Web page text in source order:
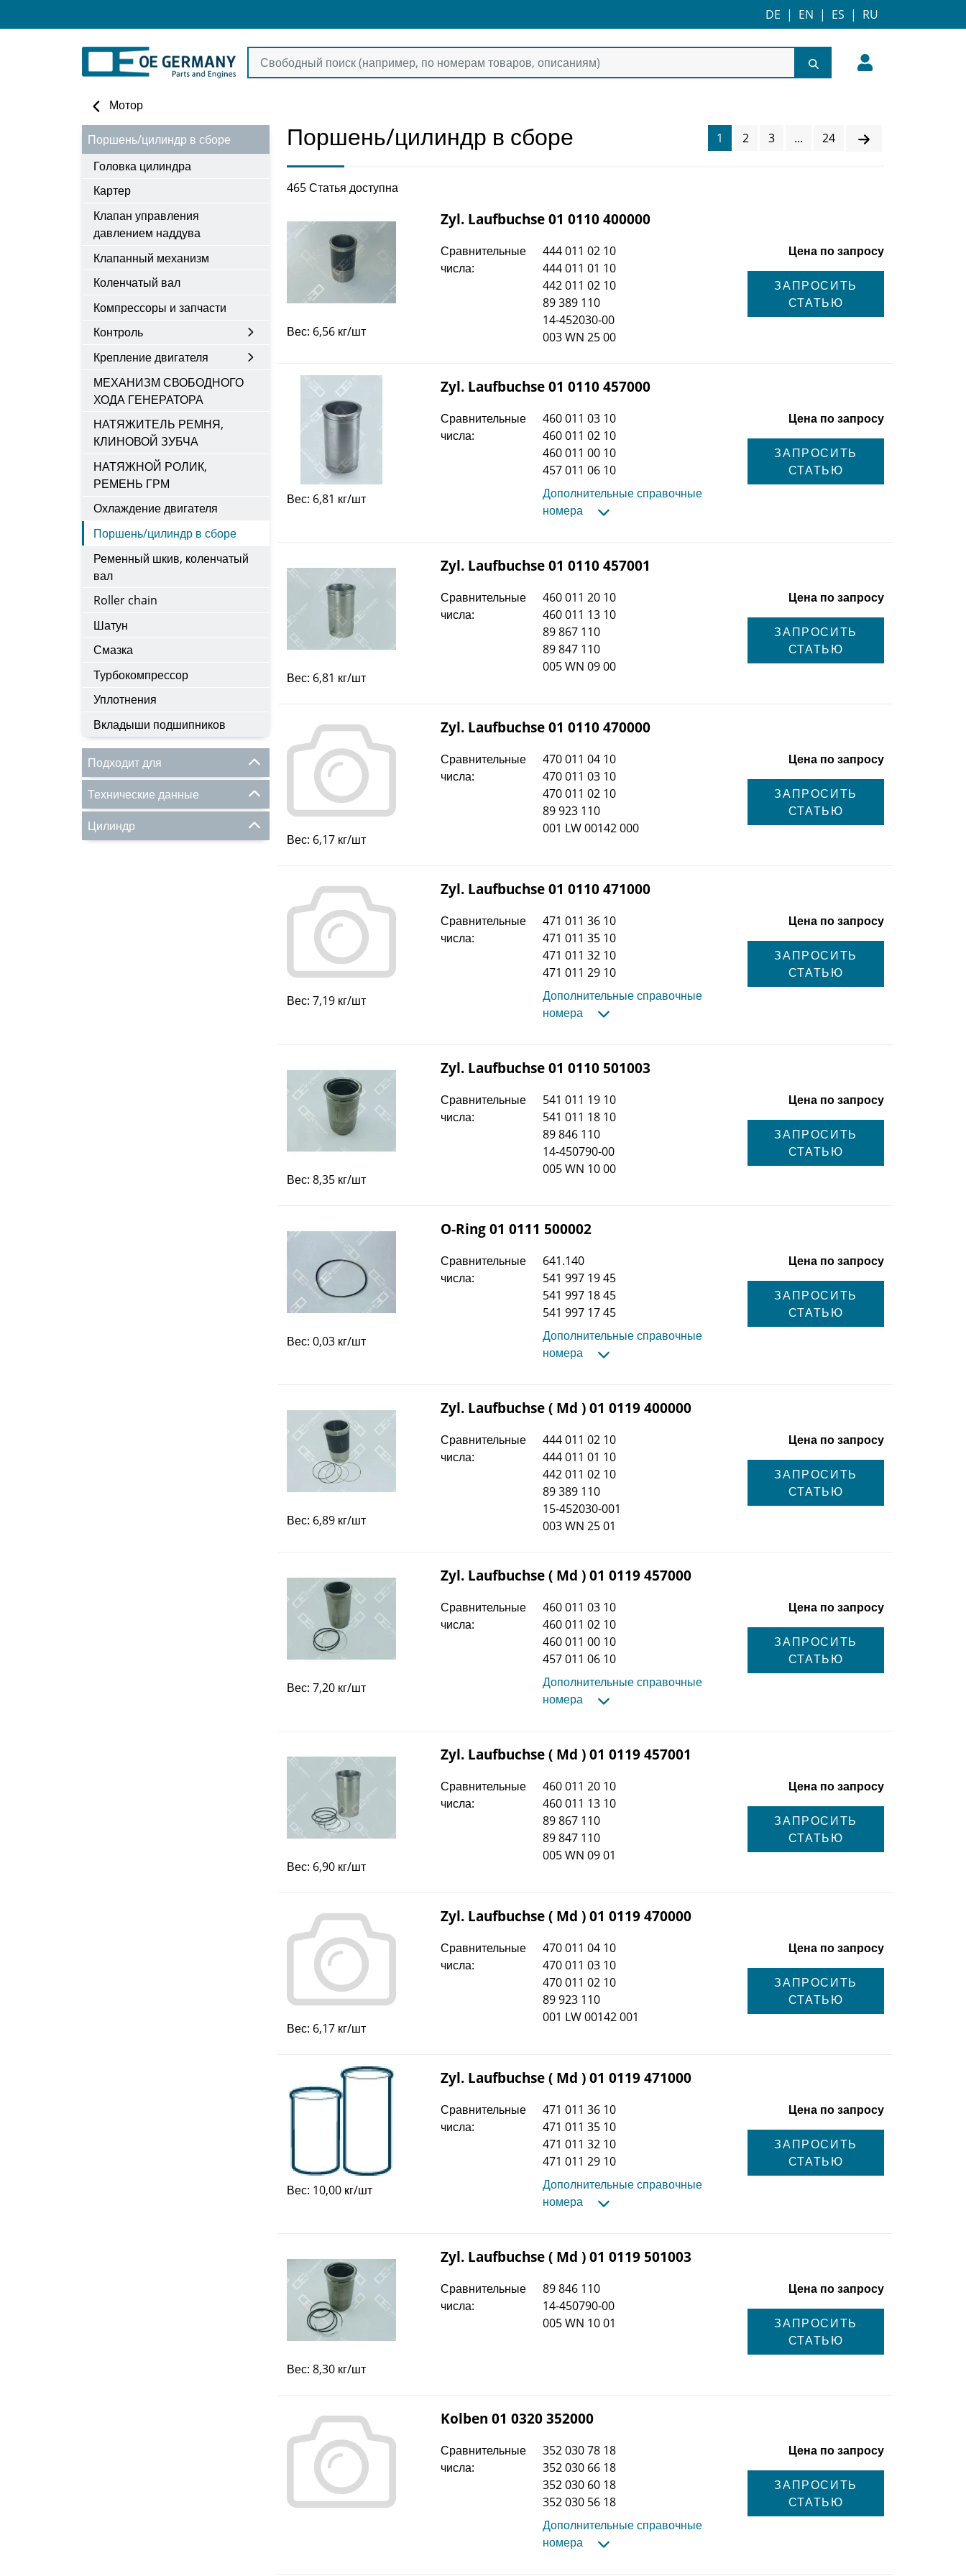
DE | EN | ES | RU
Мотор
Поршень/цилиндр в сборе
Головка цилиндра
Картер
Клапан управления
давлением наддува
Клапанный механизм
Коленчатый вал
Компрессоры и запчасти
Контроль
Крепление двигателя
МЕХАНИЗМ СВОБОДНОГО
ХОДА ГЕНЕРАТОРА
НАТЯЖИТЕЛЬ РЕМНЯ,
КЛИНОВОЙ ЗУБЧА
НАТЯЖНОЙ РОЛИК,
РЕМЕНЬ ГРМ
Охлаждение двигателя
Поршень/цилиндр в сборе
Ременный шкив, коленчатый
вал
Roller chain
Шатун
Смазка
Турбокомпрессор
Уплотнения
Вкладыши подшипников
Подходит для
Технические данные
Цилиндр
Поршень/цилиндр в сборе 1 2 3 ... 24
465 Статья доступна
Вес: 6,56 кг/шт
Zyl. Laufbuchse 01 0110 400000
Цена по запросу
ЗАПРОСИТЬ
СТАТЬЮ
Сравнительные
числа:
444 011 02 10
444 011 01 10
442 011 02 10
89 389 110
14-452030-00
003 WN 25 00
Вес: 6,81 кг/шт
Zyl. Laufbuchse 01 0110 457000
Цена по запросу
ЗАПРОСИТЬ
СТАТЬЮ
Сравнительные
числа:
460 011 03 10
460 011 02 10
460 011 00 10
457 011 06 10
Дополнительные справочные
номера
Вес: 6,81 кг/шт
Zyl. Laufbuchse 01 0110 457001
Цена по запросу
ЗАПРОСИТЬ
СТАТЬЮ
Сравнительные
числа:
460 011 20 10
460 011 13 10
89 867 110
89 847 110
005 WN 09 00
Вес: 6,17 кг/шт
Zyl. Laufbuchse 01 0110 470000
Цена по запросу
ЗАПРОСИТЬ
СТАТЬЮ
Сравнительные
числа:
470 011 04 10
470 011 03 10
470 011 02 10
89 923 110
001 LW 00142 000
Вес: 7,19 кг/шт
Zyl. Laufbuchse 01 0110 471000
Цена по запросу
ЗАПРОСИТЬ
СТАТЬЮ
Сравнительные
числа:
471 011 36 10
471 011 35 10
471 011 32 10
471 011 29 10
Дополнительные справочные
номера
Вес: 8,35 кг/шт
Zyl. Laufbuchse 01 0110 501003
Цена по запросу
ЗАПРОСИТЬ
СТАТЬЮ
Сравнительные
числа:
541 011 19 10
541 011 18 10
89 846 110
14-450790-00
005 WN 10 00
Вес: 0,03 кг/шт
O-Ring 01 0111 500002
Цена по запросу
ЗАПРОСИТЬ
СТАТЬЮ
Сравнительные
числа:
641.140
541 997 19 45
541 997 18 45
541 997 17 45
Дополнительные справочные
номера
Вес: 6,89 кг/шт
Zyl. Laufbuchse ( Md ) 01 0119 400000
Цена по запросу
ЗАПРОСИТЬ
СТАТЬЮ
Сравнительные
числа:
444 011 02 10
444 011 01 10
442 011 02 10
89 389 110
15-452030-001
003 WN 25 01
Вес: 7,20 кг/шт
Zyl. Laufbuchse ( Md ) 01 0119 457000
Цена по запросу
ЗАПРОСИТЬ
СТАТЬЮ
Сравнительные
числа:
460 011 03 10
460 011 02 10
460 011 00 10
457 011 06 10
Дополнительные справочные
номера
Вес: 6,90 кг/шт
Zyl. Laufbuchse ( Md ) 01 0119 457001
Цена по запросу
ЗАПРОСИТЬ
СТАТЬЮ
Сравнительные
числа:
460 011 20 10
460 011 13 10
89 867 110
89 847 110
005 WN 09 01
Вес: 6,17 кг/шт
Zyl. Laufbuchse ( Md ) 01 0119 470000
Цена по запросу
ЗАПРОСИТЬ
СТАТЬЮ
Сравнительные
числа:
470 011 04 10
470 011 03 10
470 011 02 10
89 923 110
001 LW 00142 001
Вес: 10,00 кг/шт
Zyl. Laufbuchse ( Md ) 01 0119 471000
Цена по запросу
ЗАПРОСИТЬ
СТАТЬЮ
Сравнительные
числа:
471 011 36 10
471 011 35 10
471 011 32 10
471 011 29 10
Дополнительные справочные
номера
Вес: 8,30 кг/шт
Zyl. Laufbuchse ( Md ) 01 0119 501003
Цена по запросу
ЗАПРОСИТЬ
СТАТЬЮ
Сравнительные
числа:
89 846 110
14-450790-00
005 WN 10 01
Kolben 01 0320 352000
Цена по запросу
ЗАПРОСИТЬ
СТАТЬЮ
Сравнительные
числа:
352 030 78 18
352 030 66 18
352 030 60 18
352 030 56 18
Дополнительные справочные
номера